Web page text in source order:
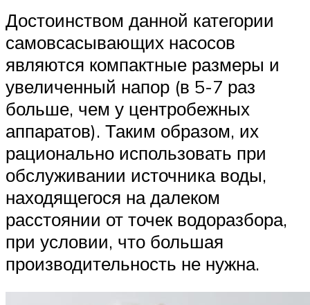
Достоинством данной категории
самовсасывающих насосов
являются компактные размеры и
увеличенный напор (в 5-7 раз
больше, чем у центробежных
аппаратов). Таким образом, их
рационально использовать при
обслуживании источника воды,
находящегося на далеком
расстоянии от точек водоразбора,
при условии, что большая
производительность не нужна.